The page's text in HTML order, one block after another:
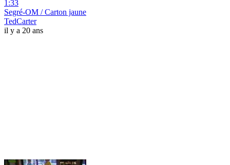
1:33
Segré-OM / Carton jaune
TedCarter
il y a 20 ans